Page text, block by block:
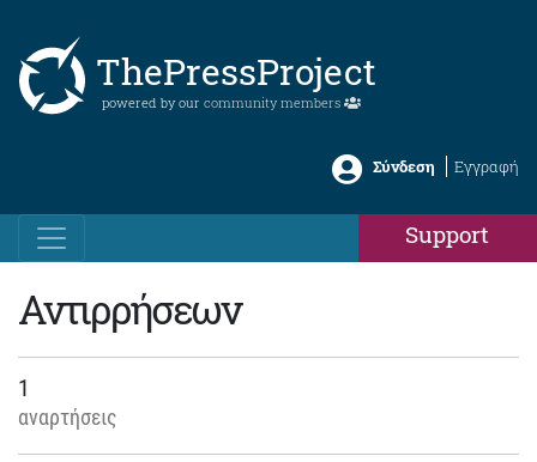
ThePressProject
powered by our community members
Σύνδεση Εγγραφή
Support
Αντιρρήσεων
1
αναρτήσεις